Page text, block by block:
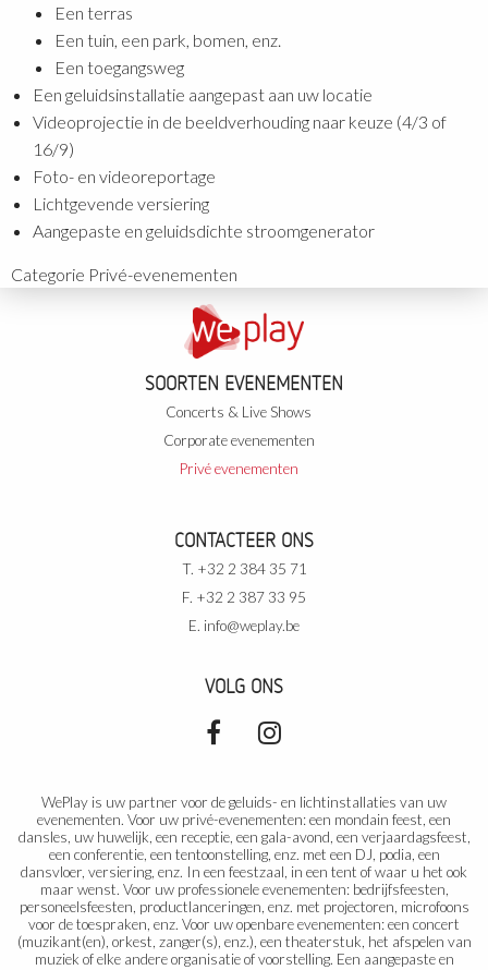
Een terras
Een tuin, een park, bomen, enz.
Een toegangsweg
Een geluidsinstallatie aangepast aan uw locatie
Videoprojectie in de beeldverhouding naar keuze (4/3 of
16/9)
Foto- en videoreportage
Lichtgevende versiering
Aangepaste en geluidsdichte stroomgenerator
Categorie Privé-evenementen
SOORTEN EVENEMENTEN
Concerts & Live Shows
Corporate evenementen
Privé evenementen
CONTACTEER ONS
T. +32 2 384 35 71
F. +32 2 387 33 95
E. info@weplay.be
VOLG ONS
WePlay is uw partner voor de geluids- en lichtinstallaties van uw
evenementen. Voor uw privé-evenementen: een mondain feest, een
dansles, uw huwelijk, een receptie, een gala-avond, een verjaardagsfeest,
een conferentie, een tentoonstelling, enz. met een DJ, podia, een
dansvloer, versiering, enz. In een feestzaal, in een tent of waar u het ook
maar wenst. Voor uw professionele evenementen: bedrijfsfeesten,
personeelsfeesten, productlanceringen, enz. met projectoren, microfoons
voor de toespraken, enz. Voor uw openbare evenementen: een concert
(muzikant(en), orkest, zanger(s), enz.), een theaterstuk, het afspelen van
muziek of elke andere organisatie of voorstelling. Een aangepaste en